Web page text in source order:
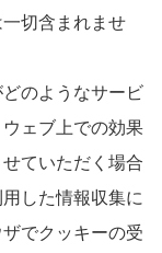
切含まれませ
のようなサービ
ェブ上での効果
ていただく場合
した情報収集に
でクッキーの受